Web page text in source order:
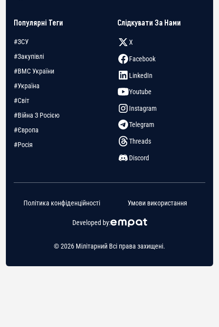
Популярні Теги
#ЗСУ
#Закупівлі
#ВМС України
#Україна
#Світ
#Війна З Росією
#Європа
#Росія
Слідкувати За Нами
X
Facebook
LinkedIn
Youtube
Instagram
Telegram
Threads
Discord
© 2026 Мілітарний Всі права захищені.
Developed by:
Політика конфіденційності Умови використання